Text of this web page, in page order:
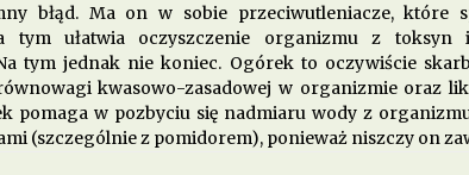
– jak
ago
Jakie
zapaleniem
11
błąd. Ma on w sobie przeciwutleniacze, które
tym ułatwia oczyszczenie organizmu z
tym jednak nie koniec. Ogórek to oczywiście
kwasowo-zasadowej w organizmie oraz
pomaga w pozbyciu się nadmiaru wody z
(szczególnie z pomidorem), ponieważ niszczy on